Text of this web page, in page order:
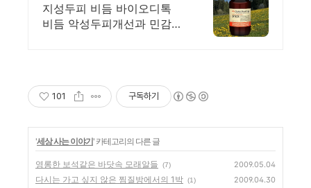
지성두피 비듬 바이오디톡
비듬 악성두피개선과 민감성
만든다.
101 구독하기
'세상 사는 이야기' 카테고리의 다른 글
영롱한 보석같은 바닷속 모래알들 (7) 2009.05.04
다시는 가고 싶지 않은 찜질방에서의 1박 (1) 2009.04.30